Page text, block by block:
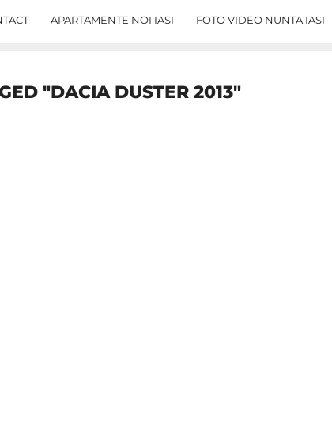
APARTAMENTE NOI IASI FOTO VIDEO NUNTA IASI
"DACIA DUSTER 2013"